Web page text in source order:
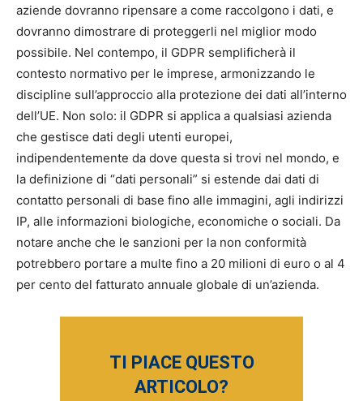
aziende dovranno ripensare a come raccolgono i dati, e
dovranno dimostrare di proteggerli nel miglior modo
possibile. Nel contempo, il GDPR semplificherà il
contesto normativo per le imprese, armonizzando le
discipline sull’approccio alla protezione dei dati all’interno
dell’UE. Non solo: il GDPR si applica a qualsiasi azienda
che gestisce dati degli utenti europei,
indipendentemente da dove questa si trovi nel mondo, e
la definizione di “dati personali” si estende dai dati di
contatto personali di base fino alle immagini, agli indirizzi
IP, alle informazioni biologiche, economiche o sociali. Da
notare anche che le sanzioni per la non conformità
potrebbero portare a multe fino a 20 milioni di euro o al 4
per cento del fatturato annuale globale di un’azienda.
TI PIACE QUESTO
ARTICOLO?